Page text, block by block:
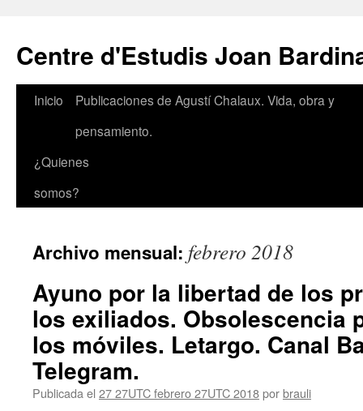
contenido
Centre d'Estudis Joan
Inicio
Publicaciones de Agustí Chalaux. Vida, obra y
pensamiento.
¿Quienes
somos?
Archivo mensual: febrero 2018
Ayuno por la libertad de los
los exiliados. Obsolescencia
los móviles. Letargo. Canal
Telegram.
Publicada el 27 27UTC febrero 27UTC 2018porbrauli